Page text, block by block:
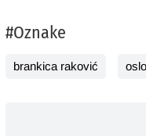
#Oznake
brankica raković